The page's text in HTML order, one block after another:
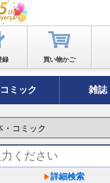
録 買い物かご
コミック 雑誌
詳細検索